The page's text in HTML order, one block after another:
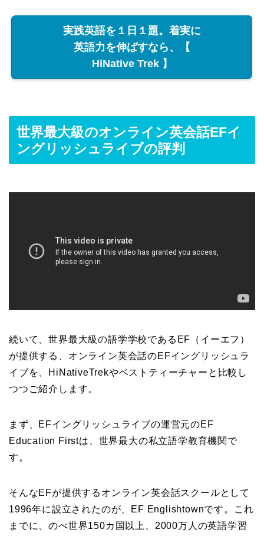
実践英語を１日１題。着実に
英語力を伸ばすなら、【
HiNative Trek 】
世界最大級のオンライン英会話EFイ
ングリッシュライブの評判
続いて、世界最大級の語学学校であるEF（イーエフ）
が提供する、オンライン英会話のEFイングリッシュラ
イブを、HiNativeTrekやベストティーチャーと比較し
つつご紹介します。
まず、EFイングリッシュライブの運営元のEF
Education Firstは、世界最大の私立語学教育機関で
す。
そんなEFが提供するオンライン英会話スクールとして
1996年に設立されたのが、EF Englishtownです。これ
までに、のべ世界150カ国以上、2000万人の英語学習